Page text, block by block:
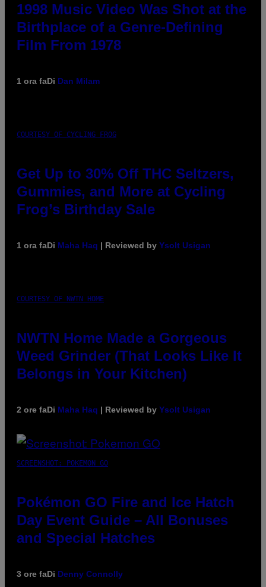
1998 Music Video Was Shot at the
Birthplace of a Genre-Defining
Film From 1978
1 ora faDi Dan Milam
COURTESY OF CYCLING FROG
Get Up to 30% Off THC Seltzers,
Gummies, and More at Cycling
Frog’s Birthday Sale
1 ora faDi Maha Haq | Reviewed by Ysolt Usigan
COURTESY OF NWTN HOME
NWTN Home Made a Gorgeous
Weed Grinder (That Looks Like It
Belongs in Your Kitchen)
2 ore faDi Maha Haq | Reviewed by Ysolt Usigan
SCREENSHOT: POKEMON GO
Pokémon GO Fire and Ice Hatch
Day Event Guide – All Bonuses
and Special Hatches
3 ore faDi Denny Connolly